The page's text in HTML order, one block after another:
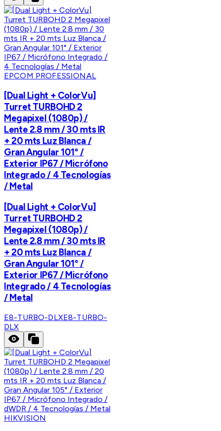
EPCOM PROFESSIONAL
[Dual Light + ColorVu]
Turret TURBOHD 2
Megapixel (1080p) /
Lente 2.8 mm / 30 mts IR
+ 20 mts Luz Blanca /
Gran Angular 101° /
Exterior IP67 / Micrófono
Integrado / 4 Tecnologías
/ Metal
[Dual Light + ColorVu]
Turret TURBOHD 2
Megapixel (1080p) /
Lente 2.8 mm / 30 mts IR
+ 20 mts Luz Blanca /
Gran Angular 101° /
Exterior IP67 / Micrófono
Integrado / 4 Tecnologías
/ Metal
E8-TURBO-DLXE8-TURBO-
DLX
HIKVISION